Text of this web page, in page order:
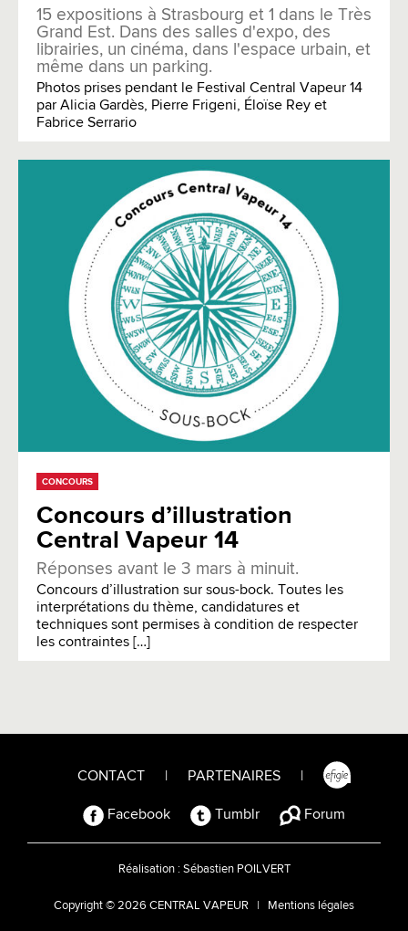
15 expositions à Strasbourg et 1 dans le Très
Grand Est. Dans des salles d'expo, des
librairies, un cinéma, dans l'espace urbain, et
même dans un parking.
Photos prises pendant le Festival Central Vapeur 14
par Alicia Gardès, Pierre Frigeni, Éloïse Rey et
Fabrice Serrario
CONCOURS
Concours d’illustration
Central Vapeur 14
Réponses avant le 3 mars à minuit.
Concours d’illustration sur sous-bock. Toutes les
interprétations du thème, candidatures et
techniques sont permises à condition de respecter
les contraintes […]
CONTACT | PARTENAIRES |
Facebook Tumblr Forum
Réalisation : Sébastien POILVERT
Copyright © 2026 CENTRAL VAPEUR | Mentions légales